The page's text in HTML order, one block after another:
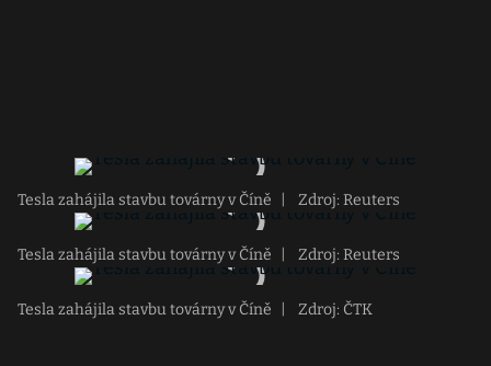
Tesla zahájila stavbu továrny v Číně Zdroj: Reuters
Tesla zahájila stavbu továrny v Číně Zdroj: Reuters
Tesla zahájila stavbu továrny v Číně Zdroj: ČTK